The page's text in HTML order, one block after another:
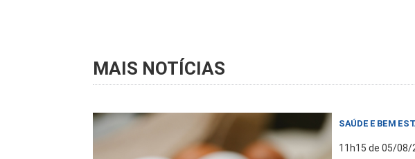
MAIS NOTÍCIAS
SAÚDE E BEM
11h15 de 05/08/